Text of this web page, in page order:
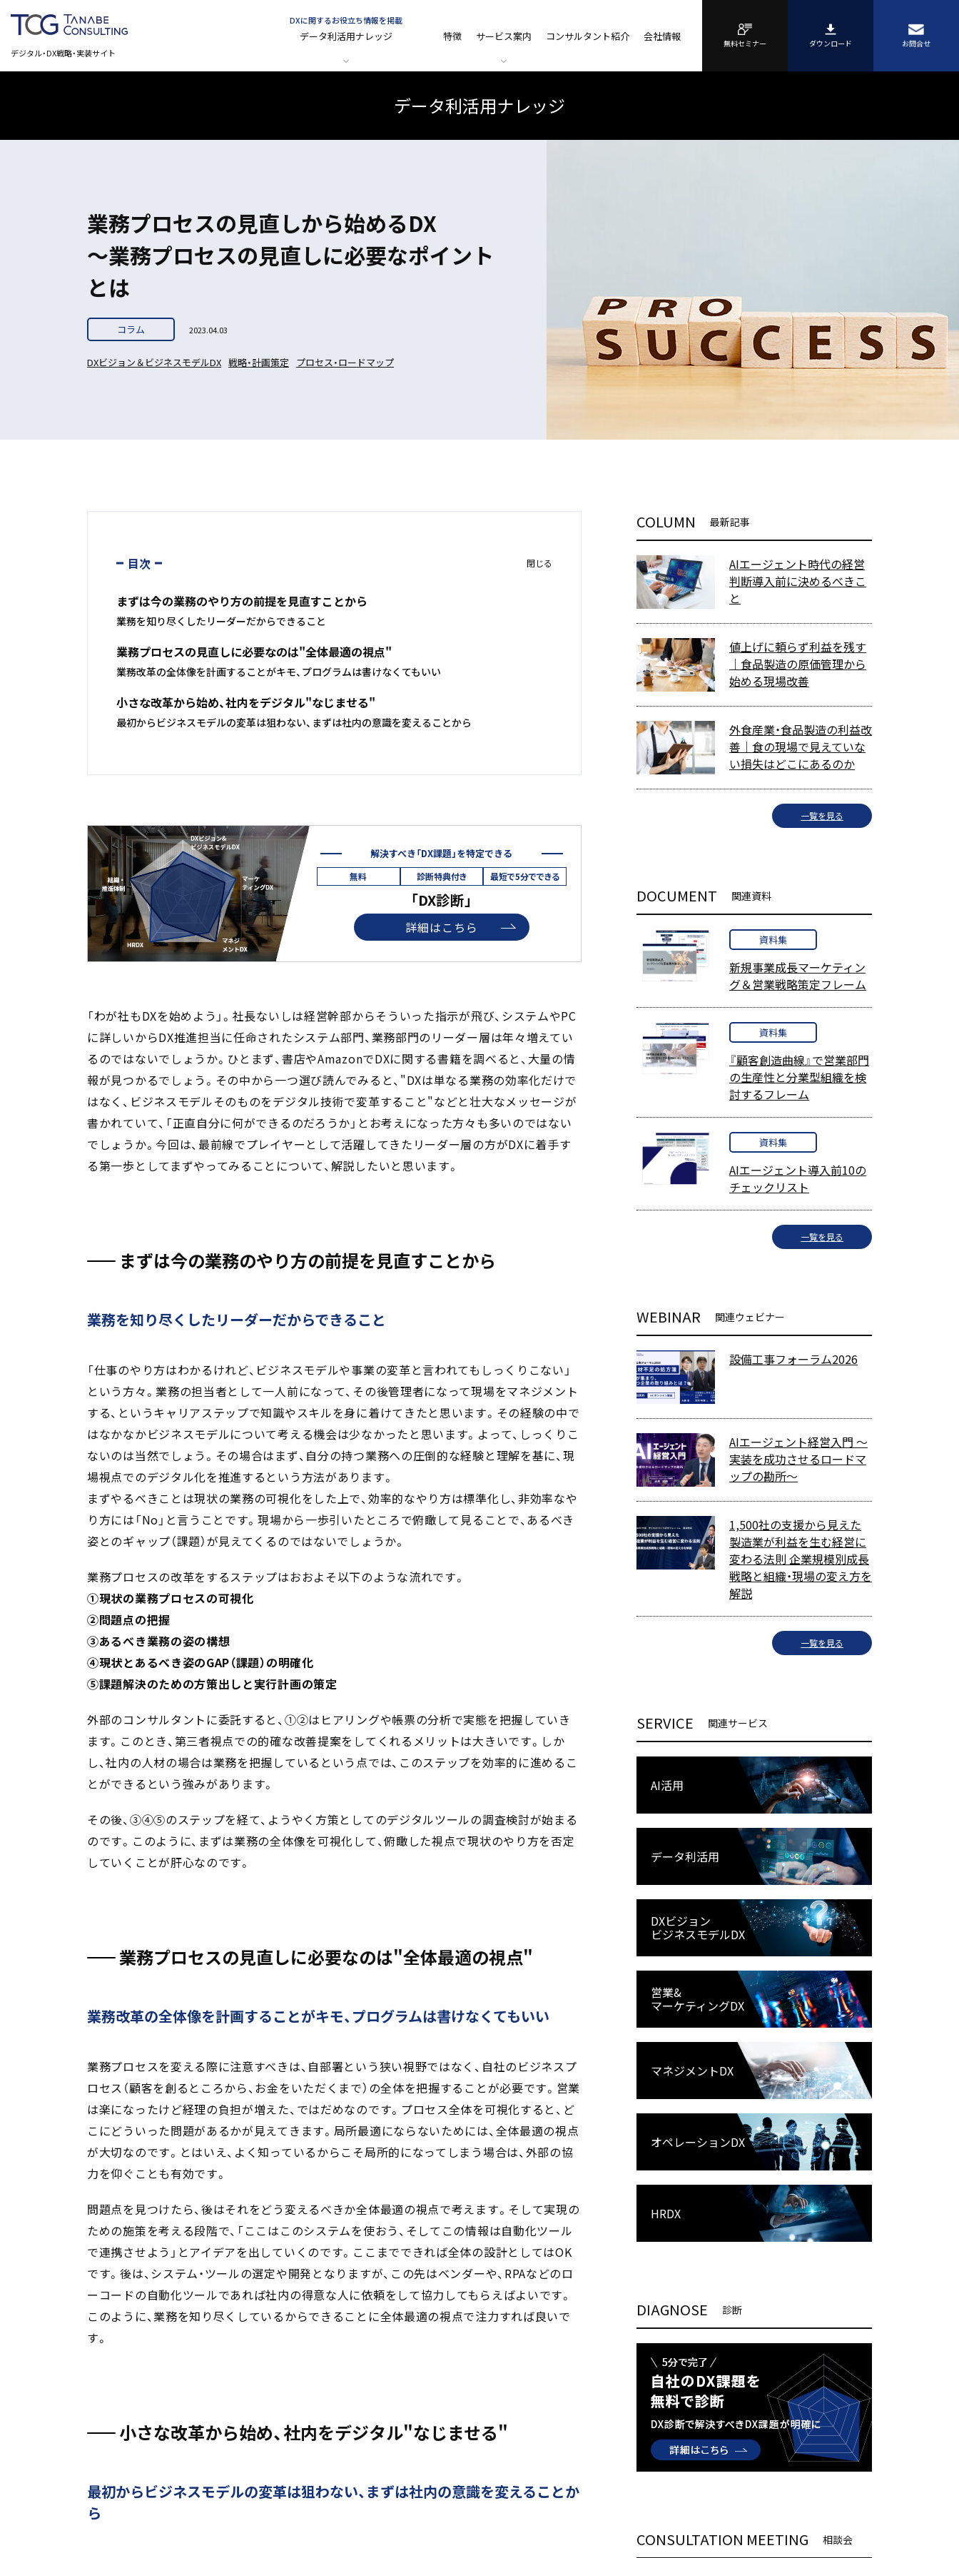
デジタル・DX戦略・実装サイト
DXに関するお役立ち情報を掲載
データ利活用ナレッジ 特徴 サービス案内 コンサルタント紹介 会社情報
無料セミナー ダウンロード お問合せ
データ利活用ナレッジ
業務プロセスの見直しから始めるDX
～業務プロセスの見直しに必要なポイント
とは
コラム 2023.04.03
DXビジョン＆ビジネスモデルDX 戦略・計画策定 プロセス・ロードマップ
目次 閉じる
まずは今の業務のやり方の前提を見直すことから
業務を知り尽くしたリーダーだからできること
業務プロセスの見直しに必要なのは"全体最適の視点"
業務改革の全体像を計画することがキモ、プログラムは書けなくてもいい
小さな改革から始め、社内をデジタル"なじませる"
最初からビジネスモデルの変革は狙わない、まずは社内の意識を変えることから
解決すべき「DX課題」を特定できる
無料 診断特典付き 最短で5分でできる
「DX診断」
詳細はこちら
「わが社もDXを始めよう」。社長ないしは経営幹部からそういった指示が飛び、システムやPC
に詳しいからDX推進担当に任命されたシステム部門、業務部門のリーダー層は年々増えてい
るのではないでしょうか。ひとまず、書店やAmazonでDXに関する書籍を調べると、大量の情
報が見つかるでしょう。その中から一つ選び読んでみると、"DXは単なる業務の効率化だけで
はなく、ビジネスモデルそのものをデジタル技術で変革すること"などと壮大なメッセージが
書かれていて、「正直自分に何ができるのだろうか」とお考えになった方々も多いのではない
でしょうか。今回は、最前線でプレイヤーとして活躍してきたリーダー層の方がDXに着手す
る第一歩としてまずやってみることについて、解説したいと思います。
まずは今の業務のやり方の前提を見直すことから
業務を知り尽くしたリーダーだからできること
「仕事のやり方はわかるけれど、ビジネスモデルや事業の変革と言われてもしっくりこない」
という方々。業務の担当者として一人前になって、その後管理者になって現場をマネジメント
する、というキャリアステップで知識やスキルを身に着けてきたと思います。その経験の中で
はなかなかビジネスモデルについて考える機会は少なかったと思います。よって、しっくりこ
ないのは当然でしょう。その場合はまず、自分の持つ業務への圧倒的な経験と理解を基に、現
場視点でのデジタル化を推進するという方法があります。
まずやるべきことは現状の業務の可視化をした上で、効率的なやり方は標準化し、非効率なや
り方には「No」と言うことです。現場から一歩引いたところで俯瞰して見ることで、あるべき
姿とのギャップ（課題）が見えてくるのではないでしょうか。
業務プロセスの改革をするステップはおおよそ以下のような流れです。
①現状の業務プロセスの可視化
②問題点の把握
③あるべき業務の姿の構想
④現状とあるべき姿のGAP（課題）の明確化
⑤課題解決のための方策出しと実行計画の策定
外部のコンサルタントに委託すると、①②はヒアリングや帳票の分析で実態を把握していき
ます。このとき、第三者視点での的確な改善提案をしてくれるメリットは大きいです。しか
し、社内の人材の場合は業務を把握しているという点では、このステップを効率的に進めるこ
とができるという強みがあります。
その後、③④⑤のステップを経て、ようやく方策としてのデジタルツールの調査検討が始まる
のです。このように、まずは業務の全体像を可視化して、俯瞰した視点で現状のやり方を否定
していくことが肝心なのです。
業務プロセスの見直しに必要なのは"全体最適の視点"
業務改革の全体像を計画することがキモ、プログラムは書けなくてもいい
業務プロセスを変える際に注意すべきは、自部署という狭い視野ではなく、自社のビジネスプ
ロセス（顧客を創るところから、お金をいただくまで）の全体を把握することが必要です。営業
は楽になったけど経理の負担が増えた、ではだめなのです。プロセス全体を可視化すると、ど
こにどういった問題があるかが見えてきます。局所最適にならないためには、全体最適の視点
が大切なのです。とはいえ、よく知っているからこそ局所的になってしまう場合は、外部の協
力を仰ぐことも有効です。
問題点を見つけたら、後はそれをどう変えるべきか全体最適の視点で考えます。そして実現の
ための施策を考える段階で、「ここはこのシステムを使おう、そしてこの情報は自動化ツール
で連携させよう」とアイデアを出していくのです。ここまでできれば全体の設計としてはOK
です。後は、システム・ツールの選定や開発となりますが、この先はベンダーや、RPAなどのロ
ーコードの自動化ツールであれば社内の得意な人に依頼をして協力してもらえばよいです。
このように、業務を知り尽くしているからできることに全体最適の視点で注力すれば良いで
す。
小さな改革から始め、社内をデジタル"なじませる"
最初からビジネスモデルの変革は狙わない、まずは社内の意識を変えることか
ら
COLUMN 最新記事
AIエージェント時代の経営
判断――導入前に決めるべきこ
と
値上げに頼らず利益を残す
｜食品製造の原価管理から
始める現場改善
外食産業・食品製造の利益改
善｜食の現場で見えていな
い損失はどこにあるのか
一覧を見る
DOCUMENT 関連資料
資料集
新規事業成長マーケティン
グ＆営業戦略策定フレーム
資料集
『顧客創造曲線』で営業部門
の生産性と分業型組織を検
討するフレーム
資料集
AIエージェント導入前10の
チェックリスト
一覧を見る
WEBINAR 関連ウェビナー
設備工事フォーラム2026
AIエージェント経営入門 〜
実装を成功させるロードマ
ップの勘所〜
1,500社の支援から見えた
製造業が利益を生む経営に
変わる法則 企業規模別成長
戦略と組織・現場の変え方を
解説
一覧を見る
SERVICE 関連サービス
AI活用
データ利活用
DXビジョン
ビジネスモデルDX
営業&
マーケティングDX
マネジメントDX
オペレーションDX
HRDX
DIAGNOSE 診断
CONSULTATION MEETING 相談会